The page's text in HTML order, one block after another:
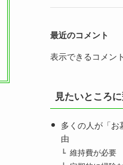
最近のコメント
表示できるコメン
見たいところ
多くの人が「お
由
維持費が必要